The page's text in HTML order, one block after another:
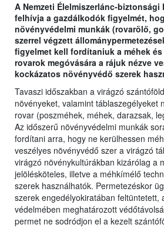
A Nemzeti Élelmiszerlánc-biztonsági
felhívja a gazdálkodók figyelmét,
növényvédelmi munkák (rovarölő,
szerrel végzett
figyelmet kell fordítaniuk a méhek
rovarok megóvására a rájuk nézve
kockázatos növényvédő szerek
Tavaszi időszakban a virágzó
növényeket, valamint táblaszegélyeket
rovar (poszméhek, méhek, darazsak,
Az időszerű növényvédelmi munkák
fordítani arra, hogy ne kerülhessen
veszélyes növényvédő szer a virágzó
virágzó növénykultúrákban kizárólag a
jelölésköteles, illetve a méhkímélő
szerek használhatók. Permetezéskor
szerek engedélyokiratában feltüntetett,
védelmében meghatározott
permet ne sodródjon el a kezelt